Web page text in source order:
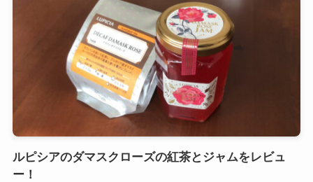
ルピシアのダマスクローズの紅茶とジャムをレビュ
ー！